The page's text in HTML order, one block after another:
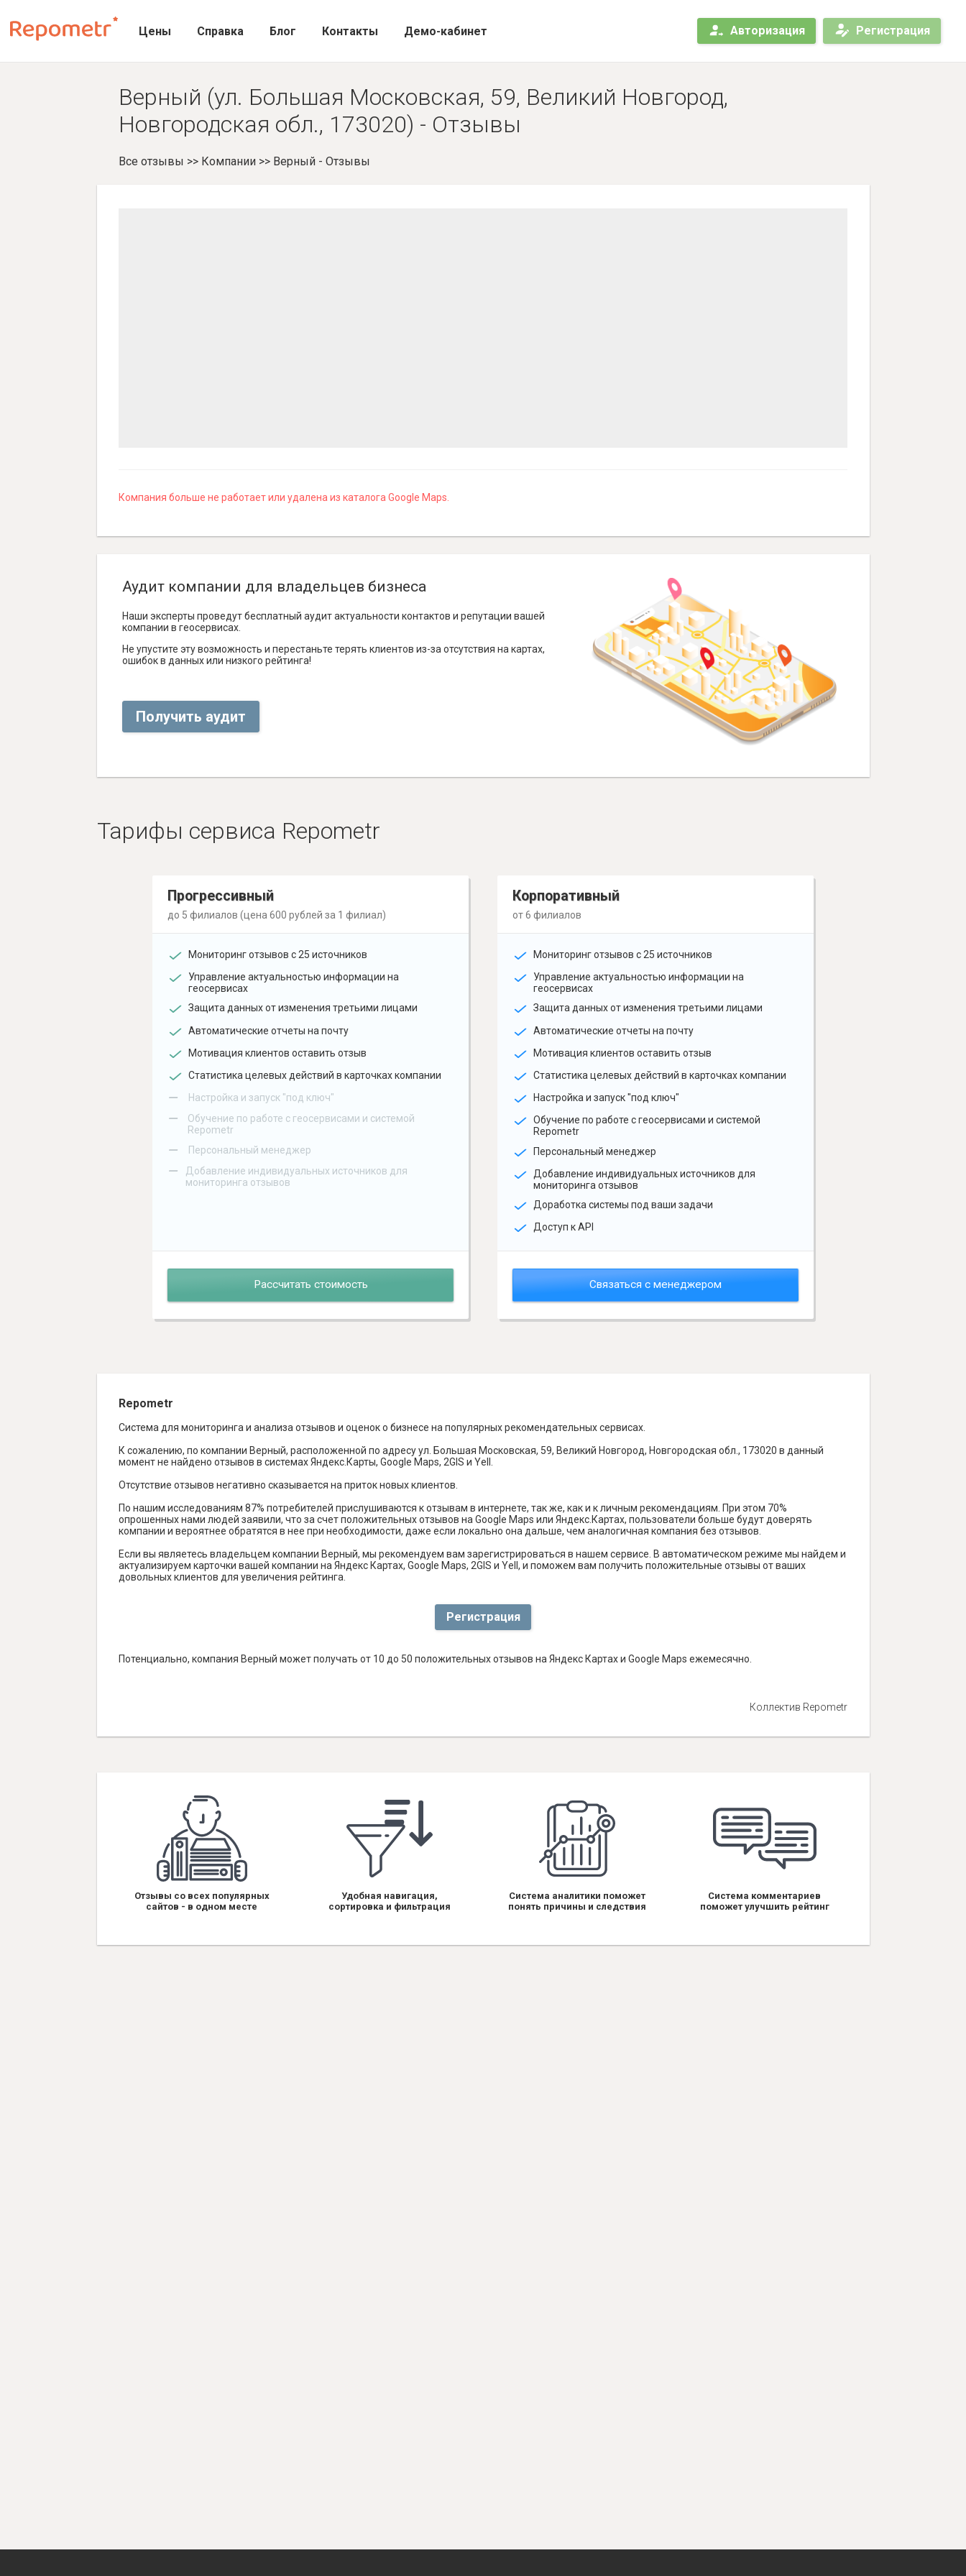
Цены Справка Блог Контакты Демо-кабинет Авторизация Регистрация
Верный (ул. Большая Московская, 59, Великий Новгород,
Новгородская обл., 173020) - Отзывы
Все отзывы >> Компании>> Верный - Отзывы
Компания больше не работает или удалена из каталога Google Maps.
Аудит компании для владельцев бизнеса
Наши эксперты проведут бесплатный аудит актуальности контактов и репутации вашей
компании в геосервисах.
Не упустите эту возможность и перестаньте терять клиентов из-за отсутствия на картах,
ошибок в данных или низкого рейтинга!
Получить аудит
Тарифы сервиса Repometr
Прогрессивный
до 5 филиалов (цена 600 рублей за 1 филиал)
Мониторинг отзывов с 25 источников
Управление актуальностью информации на
геосервисах
Защита данных от изменения третьими лицами
Автоматические отчеты на почту
Мотивация клиентов оставить отзыв
Статистика целевых действий в карточках компании
– Настройка и запуск "под ключ"
–
Обучение по работе с геосервисами и системой
Repometr
– Персональный менеджер
–
Добавление индивидуальных источников для
мониторинга отзывов
Рассчитать стоимость
Корпоративный
от 6 филиалов
Мониторинг отзывов с 25 источников
Управление актуальностью информации на
геосервисах
Защита данных от изменения третьими лицами
Автоматические отчеты на почту
Мотивация клиентов оставить отзыв
Статистика целевых действий в карточках компании
Настройка и запуск "под ключ"
Обучение по работе с геосервисами и системой
Repometr
Персональный менеджер
Добавление индивидуальных источников для
мониторинга отзывов
Доработка системы под ваши задачи
Доступ к API
Связаться с менеджером
Repometr
Система для мониторинга и анализа отзывов и оценок о бизнесе на популярных рекомендательных сервисах.
К сожалению, по компании Верный, расположенной по адресу ул. Большая Московская, 59, Великий Новгород, Новгородская обл., 173020 в данный
момент не найдено отзывов в системах Яндекс.Карты, Google Maps, 2GIS и Yell.
Отсутствие отзывов негативно сказывается на приток новых клиентов.
По нашим исследованиям 87% потребителей прислушиваются к отзывам в интернете, так же, как и к личным рекомендациям. При этом 70%
опрошенных нами людей заявили, что за счет положительных отзывов на Google Maps или Яндекс.Картах, пользователи больше будут доверять
компании и вероятнее обратятся в нее при необходимости, даже если локально она дальше, чем аналогичная компания без отзывов.
Если вы являетесь владельцем компании Верный, мы рекомендуем вам зарегистрироваться в нашем сервисе. В автоматическом режиме мы найдем и
актуализируем карточки вашей компании на Яндекс Картах, Google Maps, 2GIS и Yell, и поможем вам получить положительные отзывы от ваших
довольных клиентов для увеличения рейтинга.
Регистрация
Потенциально, компания Верный может получать от 10 до 50 положительных отзывов на Яндекс Картах и Google Maps ежемесячно.
Коллектив Repometr
Отзывы со всех популярных
сайтов - в одном месте
Удобная навигация,
сортировка и фильтрация
Система аналитики поможет
понять причины и следствия
Система комментариев
поможет улучшить рейтинг